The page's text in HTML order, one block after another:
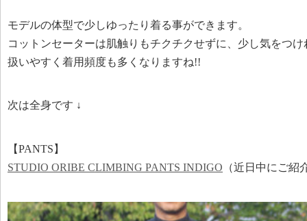
モデルの体型で少しゆったり着る事ができます。
コットンセーターは肌触りもチクチクせずに、少し気をつ
扱いやすく着用頻度も多くなりますね!!
次は全身です ↓
【PANTS】
STUDIO ORIBE CLIMBING PANTS INDIGO （近日中にご紹